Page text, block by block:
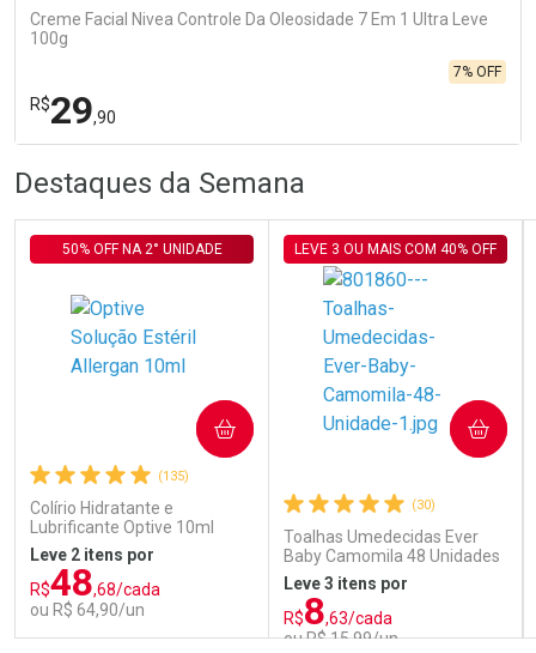
Creme Facial Nivea Controle Da Oleosidade 7 Em 1 Ultra Leve
100g
R$29,90
7% OFF
Laboratório
Comprar sem Desconto
Por R$ 29,90/cada
Por Menos
Comprar sem Desconto
Por R$ 29,90/cada
Destaques da Semana
(135)
Colírio Hidratante e
Lubrificante Optive 10ml
50% OFF NA 2° UNIDADE
Leve 2 itens por
R$48,68/cada
ou R$ 64,90/un
COMPRAR
(30)
Toalhas Umedecidas Ever
Baby Camomila 48 Unidades
LEVE 3 OU MAIS COM 40% OFF
Leve 3 itens por
R$8,63/cada
ou R$ 15,99/un
COMPRAR